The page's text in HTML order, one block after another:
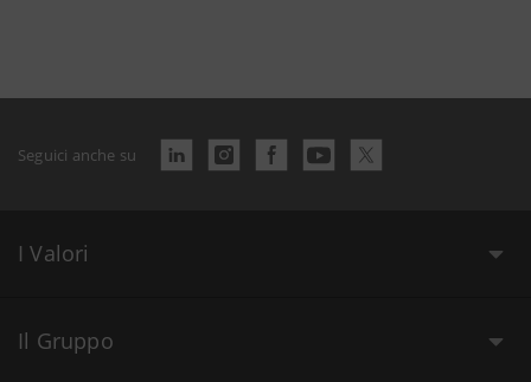
Seguici anche su
I Valori
Il Gruppo